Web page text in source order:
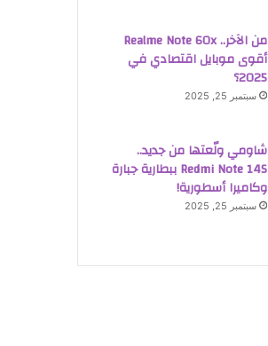
من الآخر.. Realme Note 60x
أقوى موبايل اقتصادي في
2025؟
سبتمبر 25, 2025
شاومي ولّعتها من جديد..
Redmi Note 14S ببطارية جبارة
وكاميرا أسطورية!
سبتمبر 25, 2025